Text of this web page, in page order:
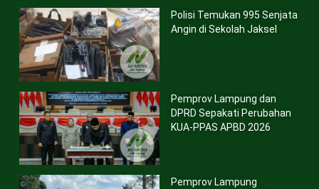
Polisi Temukan 995 Senjata
Angin di Sekolah Jaksel
Pemprov Lampung dan
DPRD Sepakati Perubahan
KUA-PPAS APBD 2026
Pemprov Lampung